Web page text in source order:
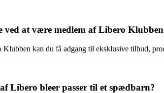
ved at være medlem af Libero
Klubben kan du få adgang til eksklusive tilbud,
Libero bleer passer til et spædbarn?